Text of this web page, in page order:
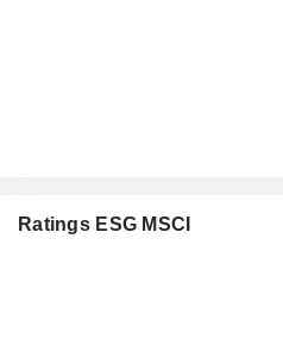
Ratings ESG MSCI